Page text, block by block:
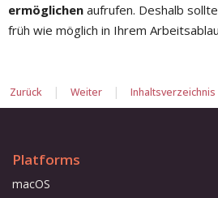
ermöglichen aufrufen. Deshalb
früh wie möglich in Ihrem
Zurück | Weiter | Inhaltsverzeichnis
Platforms
macOS